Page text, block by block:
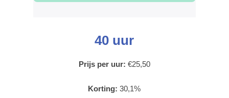
40 uur
Prijs per uur: €25,50
Korting: 30,1%